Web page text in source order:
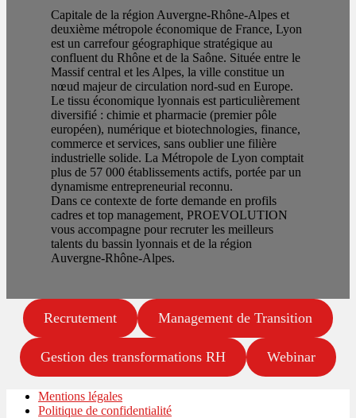
Capitale de la région Auvergne-Rhône-Alpes et
deuxième métropole économique de France, Lyon
est un carrefour géographique stratégique au
confluent du Rhône et de la Saône. Située entre le
Massif central et les Alpes, la ville constitue un
nœud majeur de circulation nord-sud en Europe.
Le tissu économique lyonnais est particulièrement
diversifié : chimie et pharmacie (premier pôle
européen), numérique et biotechnologies, finance,
commerce et services, sans oublier une filière
industrielle solide. La Métropole de Lyon comptait
plus de 57 000 établissements actifs, portée par un
dynamisme entrepreneurial reconnu.
Dans ce contexte de forte demande en profils
cadres et top management, PROEVOLUTION
vous accompagne pour recruter les meilleurs
talents du bassin lyonnais et de la région
Auvergne-Rhône-Alpes.
Recrutement Management de Transition
Gestion des transformations RH Webinar
Mentions légales
Politique de confidentialité